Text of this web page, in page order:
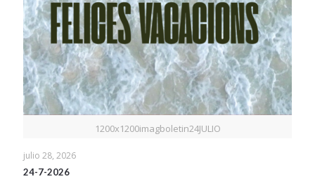
1200x1200imagboletin24JULIO
julio 28, 2026
24-7-2026